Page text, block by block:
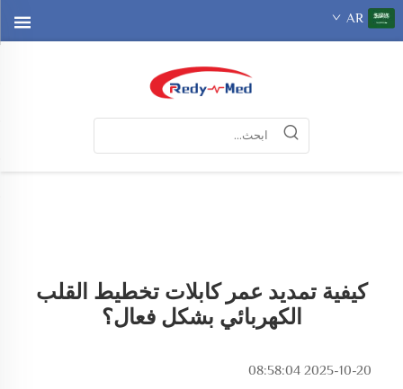
AR
كيفية تمديد عمر كابلات تخطيط القلب
الكهربائي بشكل فعال؟
2025-10-20 08:58:04